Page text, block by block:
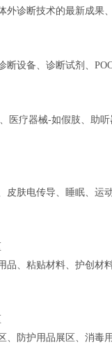
诊断技术的最新成果
断设备、诊断试剂、
医疗器械-如假肢、助
皮肤电传导、睡眠、运
品、粘贴材料、护创
、防护用品展区、消毒